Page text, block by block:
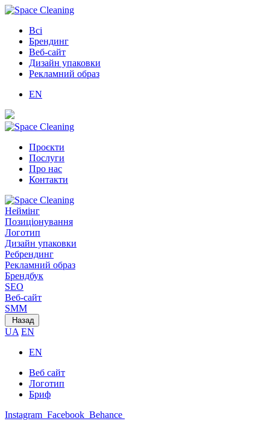
Всі
Брендинг
Веб-сайт
Дизайн упаковки
Рекламний образ
EN
Проєкти
Послуги
Про нас
Контакти
Неймінг
Позиціонування
Логотип
Дизайн упаковки
Ребрендинг
Рекламний образ
Брендбук
SEO
Веб-сайт
SMM
Назад
UA EN
EN
Веб сайт
Логотип
Бриф
Instagram Facebook Behance